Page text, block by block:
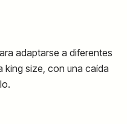
adaptarse a diferentes
king size, con una caída